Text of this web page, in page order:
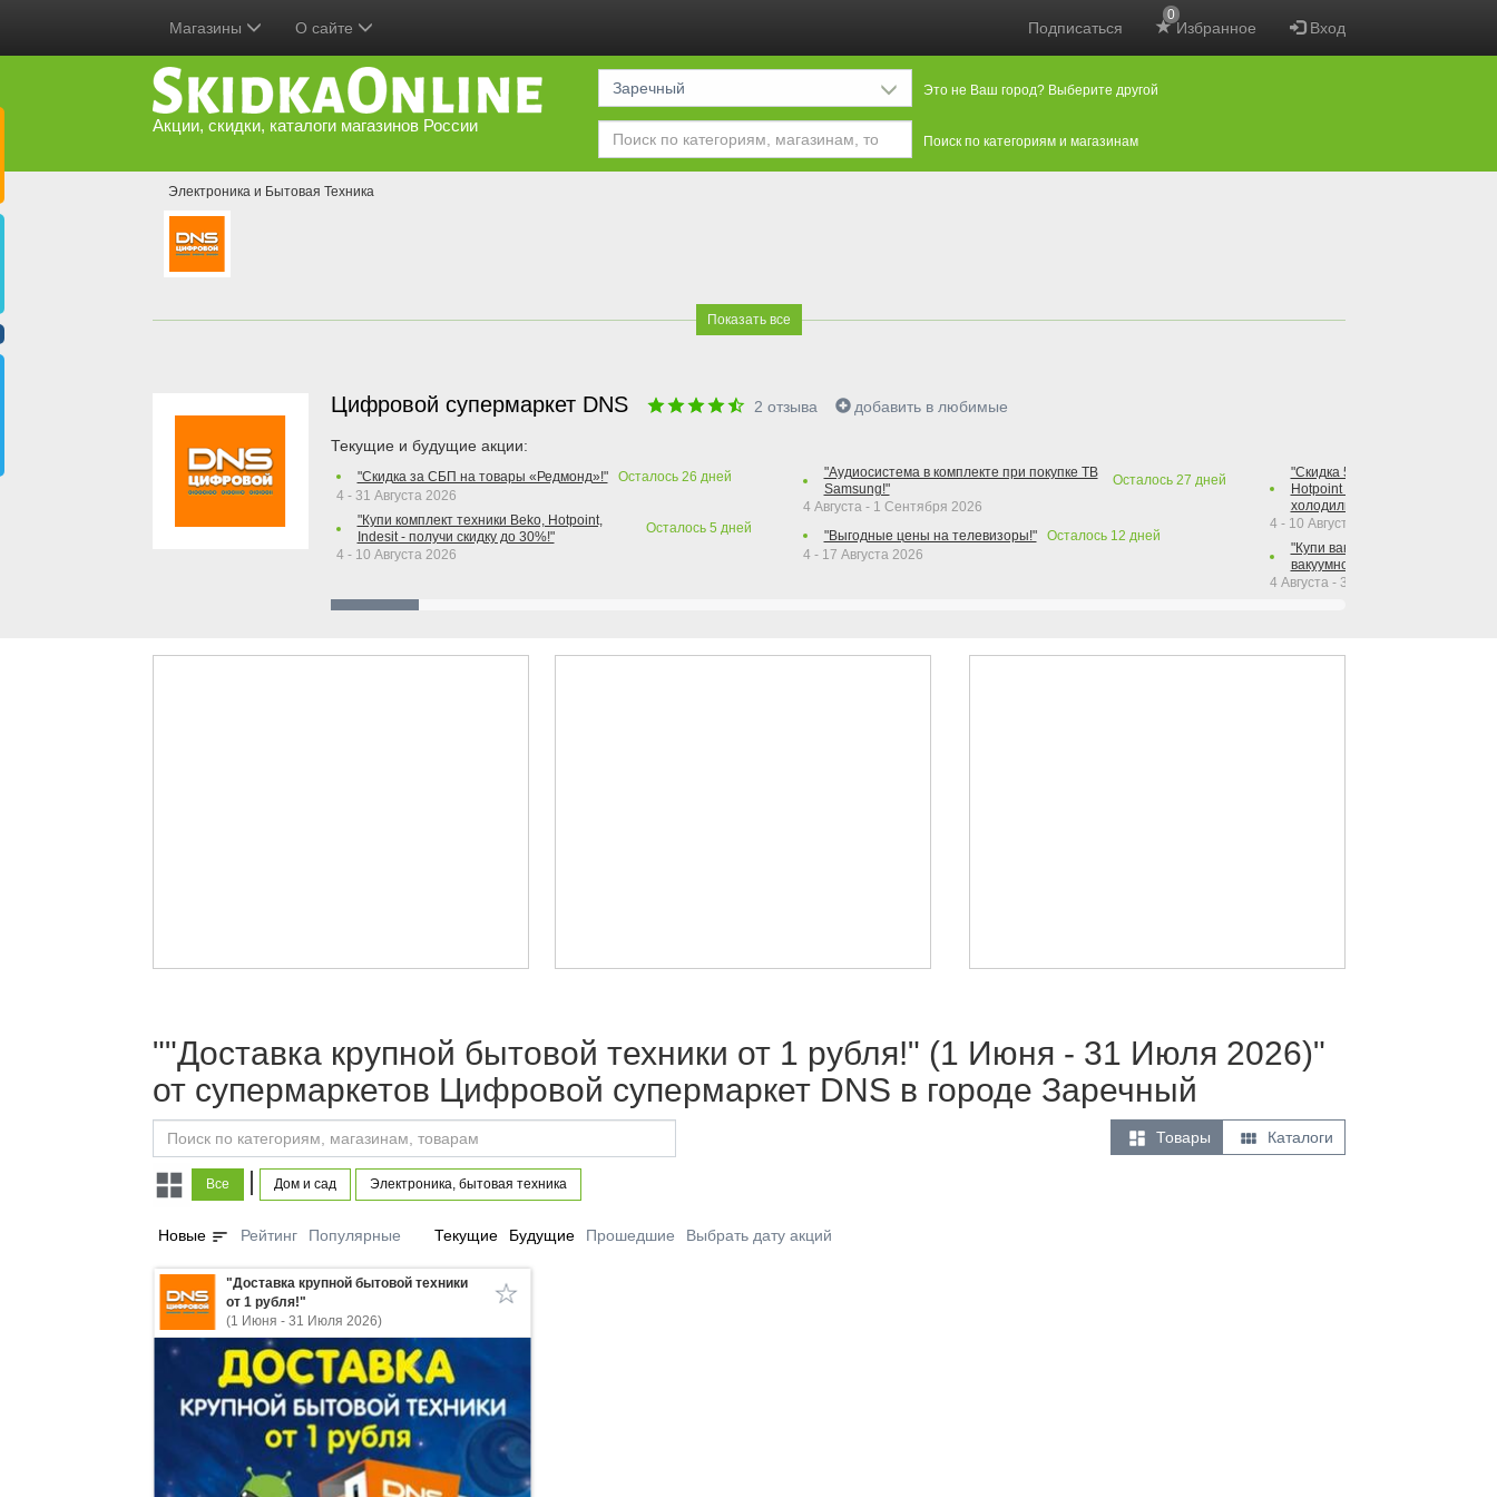
Подписаться Избранное
0
Вход
Магазины О сайте
Акции, скидки, каталоги магазинов России
Заречный Это не Ваш город? Выберите другой
Поиск по категориям и магазинам
Электроника и Бытовая Техника
Показать все
Цифровой супермаркет DNS 2 отзыва добавить в любимые
Текущие и будущие акции:
"Скидка за СБП на товары «Редмонд»!" Осталось 26 дней
4 - 31 Августа 2026
"Купи комплект техники Beko, Hotpoint,
Indesit - получи скидку до 30%!"
Осталось 5 дней
4 - 10 Августа 2026
"Аудиосистема в комплекте при покупке ТВ
Samsung!"
Осталось 27 дней
4 Августа - 1 Сентября 2026
"Выгодные цены на телевизоры!"
Осталось 12 дней
4 - 17 Августа 2026
"Скидка 50% на варочную
Hotpoint при покупке духового
холодильника Hotpoint!"
4 - 10 Августа 2026
"Купи вакуумный упаковщик +
вакуумного упаковщика =
4 Августа - 30 Сентября 2026
""Доставка крупной бытовой техники от 1 рубля!" (1 Июня - 31 Июля 2026)"
от супермаркетов Цифровой супермаркет DNS в городе Заречный
 Товары  Каталоги
Все | Дом и сад Электроника, бытовая техника
Новые sort Рейтинг Популярные Текущие Будущие Прошедшие Выбрать дату акций
"Доставка крупной бытовой техники
от 1 рубля!"
(1 Июня - 31 Июля 2026)